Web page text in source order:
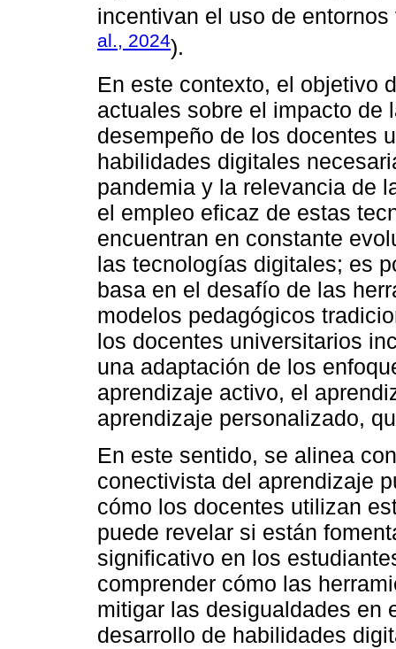
incentivan el uso de
al., 2024).
En este contexto, el objetivo
actuales sobre el impacto de
desempeño de los docentes
habilidades digitales
pandemia y la relevancia de
el empleo eficaz de estas
encuentran en constante
las tecnologías digitales; es
basa en el desafío de las
modelos pedagógicos
los docentes universitarios
una adaptación de los
aprendizaje activo, el
aprendizaje personalizado,
En este sentido, se alinea
conectivista del aprendizaje
cómo los docentes utilizan
puede revelar si están
significativo en los
comprender cómo las
mitigar las desigualdades en
desarrollo de habilidades